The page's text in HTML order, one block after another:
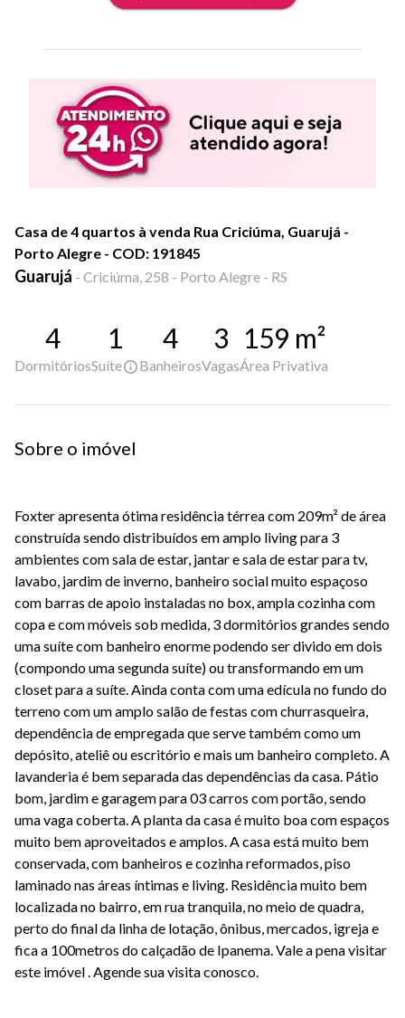
Casa de 4 quartos à venda Rua Criciúma, Guarujá -
Porto Alegre - COD: 191845
Guarujá - Criciúma, 258 - Porto Alegre - RS
4
Dormitórios
1
Suíte
4
Banheiros
3
Vagas
159 m²
Área Privativa
Sobre o imóvel
Foxter apresenta ótima residência térrea com 209m² de área
construída sendo distribuídos em amplo living para 3
ambientes com sala de estar, jantar e sala de estar para tv,
lavabo, jardim de inverno, banheiro social muito espaçoso
com barras de apoio instaladas no box, ampla cozinha com
copa e com móveis sob medida, 3 dormitórios grandes sendo
uma suíte com banheiro enorme podendo ser divido em dois
(compondo uma segunda suíte) ou transformando em um
closet para a suíte. Ainda conta com uma edícula no fundo do
terreno com um amplo salão de festas com churrasqueira,
dependência de empregada que serve também como um
depósito, ateliê ou escritório e mais um banheiro completo. A
lavanderia é bem separada das dependências da casa. Pátio
bom, jardim e garagem para 03 carros com portão, sendo
uma vaga coberta. A planta da casa é muito boa com espaços
muito bem aproveitados e amplos. A casa está muito bem
conservada, com banheiros e cozinha reformados, piso
laminado nas áreas íntimas e living. Residência muito bem
localizada no bairro, em rua tranquila, no meio de quadra,
perto do final da linha de lotação, ônibus, mercados, igreja e
fica a 100metros do calçadão de Ipanema. Vale a pena visitar
este imóvel . Agende sua visita conosco.